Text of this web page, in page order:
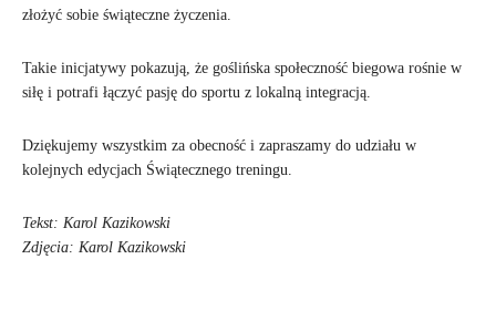
złożyć sobie świąteczne życzenia.
Takie inicjatywy pokazują, że goślińska społeczność biegowa rośnie w
siłę i potrafi łączyć pasję do sportu z lokalną integracją.
Dziękujemy wszystkim za obecność i zapraszamy do udziału w
kolejnych edycjach Świątecznego treningu.
Tekst: Karol Kazikowski
Zdjęcia: Karol Kazikowski